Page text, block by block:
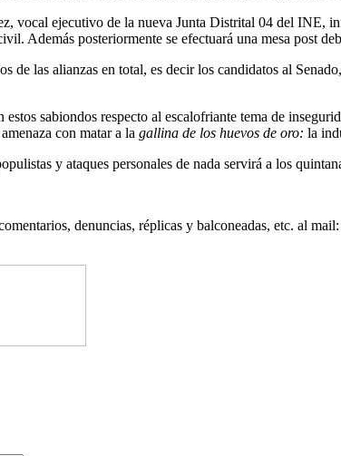
vocal ejecutivo de la nueva Junta Distrital 04 del INE,
Además posteriormente se efectuará una mesa post
de las alianzas en total, es decir los candidatos al
estos sabiondos respecto al escalofriante tema de
con matar a la gallina de los huevos de oro: la
y ataques personales de nada servirá a los
denuncias, réplicas y balconeadas, etc. al mail: